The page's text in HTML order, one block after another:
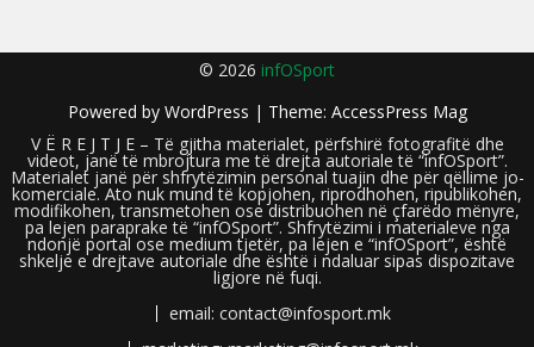
© 2026 infOSport
Powered by WordPress | Theme: AccessPress Mag
V Ë R E J T J E – Të gjitha materialet, përfshirë fotografitë dhe
videot, janë të mbrojtura me të drejta autoriale të “infOSport”.
Materialet janë për shfrytëzimin personal tuajin dhe për qëllime jo-
komerciale. Ato nuk mund të kopjohen, riprodhohen, ripublikohen,
modifikohen, transmetohen ose distribuohen në çfarëdo mënyre,
pa lejen paraprake të “infOSport”. Shfrytëzimi i materialeve nga
ndonjë portal ose medium tjetër, pa lejen e “infOSport”, është
shkelje e drejtave autoriale dhe është i ndaluar sipas dispozitave
ligjore në fuqi.
email: contact@infosport.mk